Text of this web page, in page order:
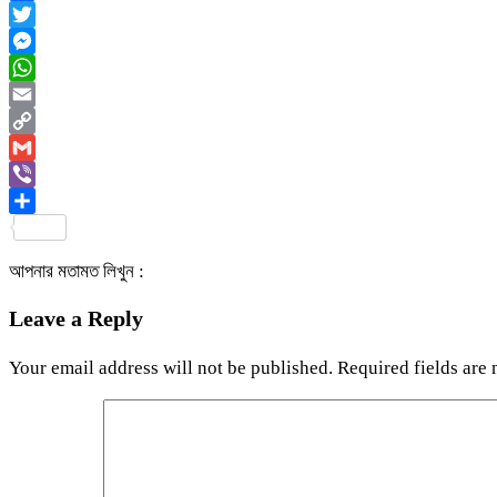
Facebook
Twitter
Messenger
WhatsApp
Email
Copy
Link
Gmail
Viber
আপনার মতামত লিখুন :
Leave a Reply
Your email address will not be published. Required fields are